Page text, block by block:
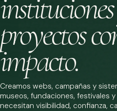
proyectos
impacto.
Creamos webs, campañas y
museos, fundaciones, festivales
necesitan visibilidad, confianza,